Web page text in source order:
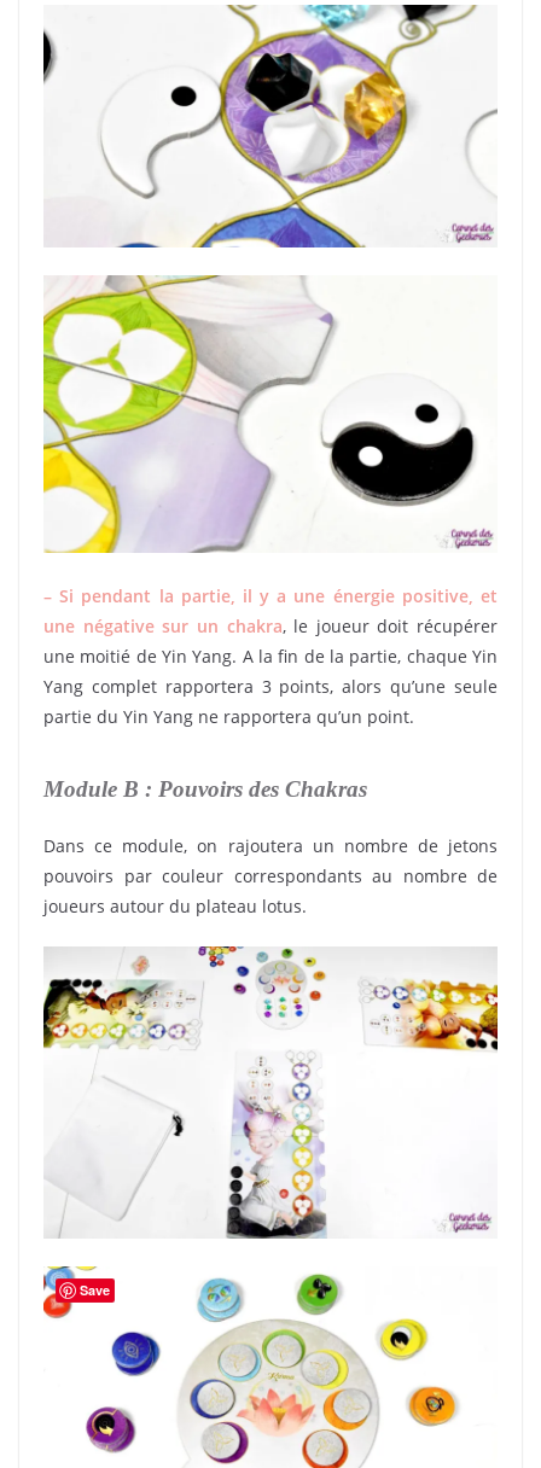
– Si pendant la partie, il y a une énergie positive, et
une négative sur un chakra, le joueur doit récupérer
une moitié de Yin Yang. A la fin de la partie, chaque Yin
Yang complet rapportera 3 points, alors qu’une seule
partie du Yin Yang ne rapportera qu’un point.
Module B : Pouvoirs des Chakras
Dans ce module, on rajoutera un nombre de jetons
pouvoirs par couleur correspondants au nombre de
joueurs autour du plateau lotus.
Save